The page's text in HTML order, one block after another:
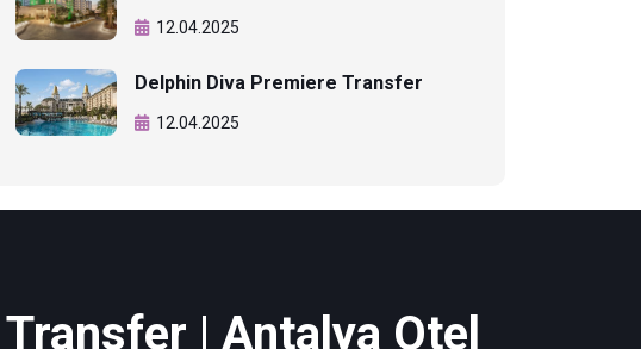
12.04.2025
Delphin Diva Premiere Transfer
12.04.2025
| Antalya Otel